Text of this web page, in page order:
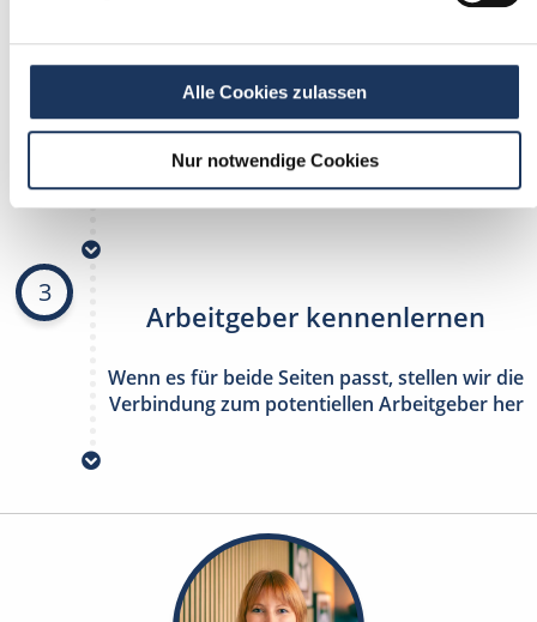
Alle Cookies zulassen
Nur notwendige Cookies
2
Passende Stellenangebote
erhalten
stetig neue Stellenangebote erhalten
ohne selbst zu suchen
3
Arbeitgeber kennenlernen
Wenn es für beide Seiten passt, stellen wir die
Verbindung zum potentiellen Arbeitgeber her